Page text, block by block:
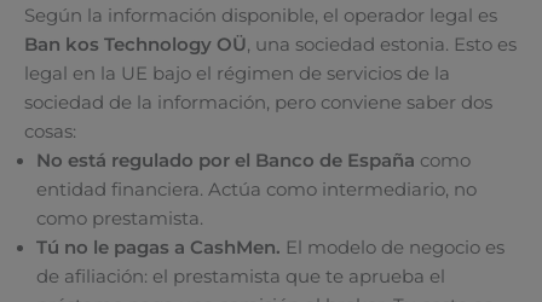
Según la información disponible, el operador legal es
Ban kos Technology OÜ, una sociedad estonia. Esto es
legal en la UE bajo el régimen de servicios de la
sociedad de la información, pero conviene saber dos
cosas:
No está regulado por el Banco de España como
entidad financiera. Actúa como intermediario, no
como prestamista.
Tú no le pagas a CashMen. El modelo de negocio es
de afiliación: el prestamista que te aprueba el